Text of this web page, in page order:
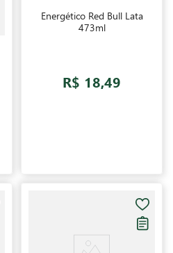
Energético Red Bull Lata
473ml
R$ 18,49